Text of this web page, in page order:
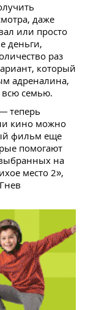
даже
или просто
деньги,
раз
который
адреналина,
всю семью.
теперь
кино можно
фильм еще
помогают
на
место 2»,